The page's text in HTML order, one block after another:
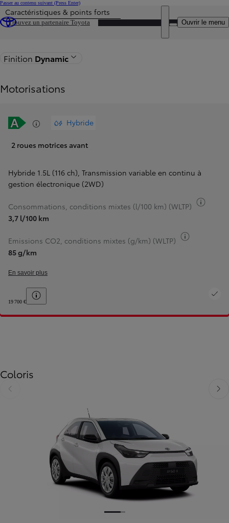
Passer au contenu suivant (Press Enter)
Trouvez un partenaire Toyota
DEALER NAME
Ouvrir le menu
Price is updated The price of your configuration is 19 700 €
Caractéristiques & points forts
Finition Dynamic
Motorisations
Hybride
2 roues motrices avant
Hybride 1.5L (116 ch), Transmission variable en continu à
gestion électronique (2WD)
Consommations, conditions mixtes (l/100 km) (WLTP)
3,7 l/100 km
Emissions CO2, conditions mixtes (g/km) (WLTP)
85 g/km
En savoir plus
19 700 €
Coloris
Diapositive précédente